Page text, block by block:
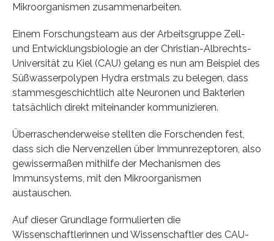
Mikroorganismen zusammenarbeiten.
Einem Forschungsteam aus der Arbeitsgruppe Zell-
und Entwicklungsbiologie an der Christian-Albrechts-
Universität zu Kiel (CAU) gelang es nun am Beispiel des
Süßwasserpolypen Hydra erstmals zu belegen, dass
stammesgeschichtlich alte Neuronen und Bakterien
tatsächlich direkt miteinander kommunizieren.
Überraschenderweise stellten die Forschenden fest,
dass sich die Nervenzellen über Immunrezeptoren, also
gewissermaßen mithilfe der Mechanismen des
Immunsystems, mit den Mikroorganismen
austauschen.
Auf dieser Grundlage formulierten die
Wissenschaftlerinnen und Wissenschaftler des CAU-